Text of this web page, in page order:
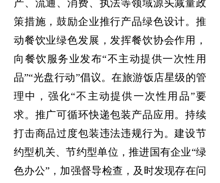
产、流通、消费、执法等领域源头减量政
策措施，鼓励企业推行产品绿色设计。推
动餐饮业绿色发展，发挥餐饮协会作用，
向餐饮服务业发布“不主动提供一次性用
品”“光盘行动”倡议。在旅游饭店星级的管
理中，强化“不主动提供一次性用品”要
求。推广可循环快递包装产品应用。持续
打击商品过度包装违法违规行为。建设节
约型机关、节约型单位，推进国有企业“绿
色办公”，加强督导检查，及时发现存在问